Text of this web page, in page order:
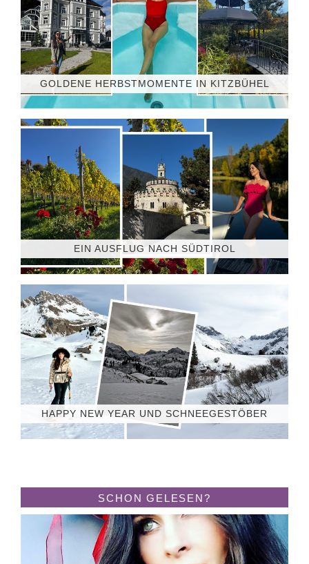
GOLDENE HERBSTMOMENTE IN KITZBÜHEL
EIN AUSFLUG NACH SÜDTIROL
HAPPY NEW YEAR UND SCHNEEGESTÖBER
SCHON GELESEN?